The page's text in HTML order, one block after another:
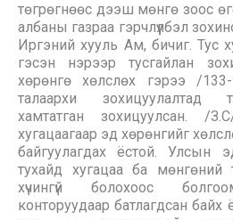
төгрөгнөөс дээш мөнгө зоос
албаны газраа гэрчлүүлбэл
Иргэний хууль Ам, бичиг. Тус
гэсэн нэрээр тусгайлан
хөрөнгө хөлслөх гэрээ /
талаархи зохицуулалтад
хамтатган зохицуулсан. /
хугацаагаар эд хөрөнгийг
байгуулагдах ёстой. Улсын
тухайд хугацаа ба мөнгөний
хүчингүй болохоос
конторуудаар батлагдсан байх